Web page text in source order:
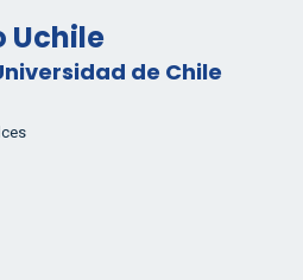
Uchile
de Chile